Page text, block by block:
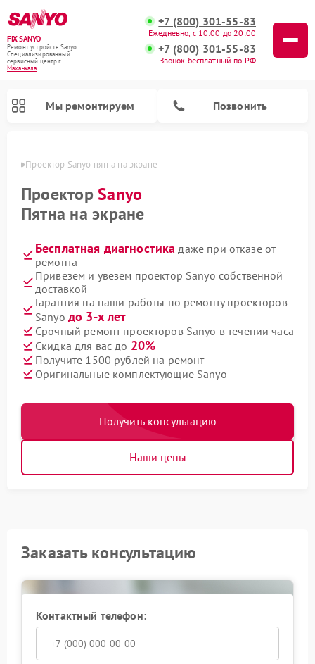
FIX-SANYO
Ремонт устройств Sanyo
Специализированный
cервисный центр г.
Махачкала
+7 (800) 301-55-83
Ежедневно, с 10:00 до 20:00
+7 (800) 301-55-83
Звонок бесплатный по РФ
Мы ремонтируем Позвонить
Проектор Sanyo пятна на экране
ПроекторSanyo
Пятна на экране
Бесплатная диагностика даже при отказе от
ремонта
Привезем и увезем проектор Sanyo собственной
доставкой
Гарантия на наши работы по ремонту проекторов
Sanyo до 3-х лет
Срочный ремонт проекторов Sanyo в течении часа
Скидка для вас до 20%
Получите 1500 рублей на ремонт
Оригинальные комплектующие Sanyo
Получить консультацию
Наши цены
Заказать консультацию
Контактный телефон: